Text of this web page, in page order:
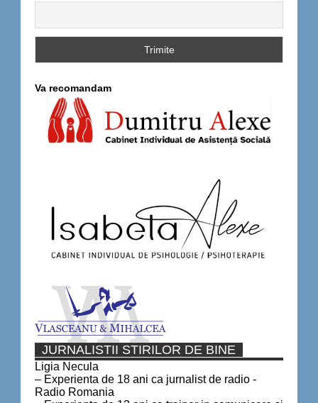
Va recomandam
JURNALISTII STIRILOR DE BINE
Ligia Necula
– Experienta de 18 ani ca jurnalist de radio -
Radio Romania